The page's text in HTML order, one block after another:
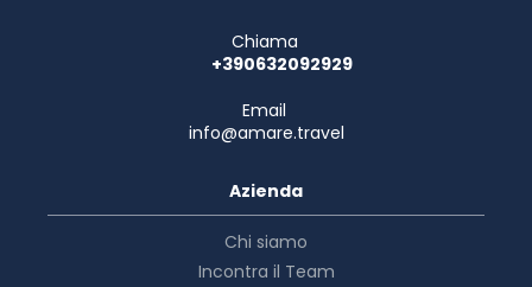
Chiama
+390632092929
Email
info@amare.travel
Azienda
Chi siamo
Incontra il Team